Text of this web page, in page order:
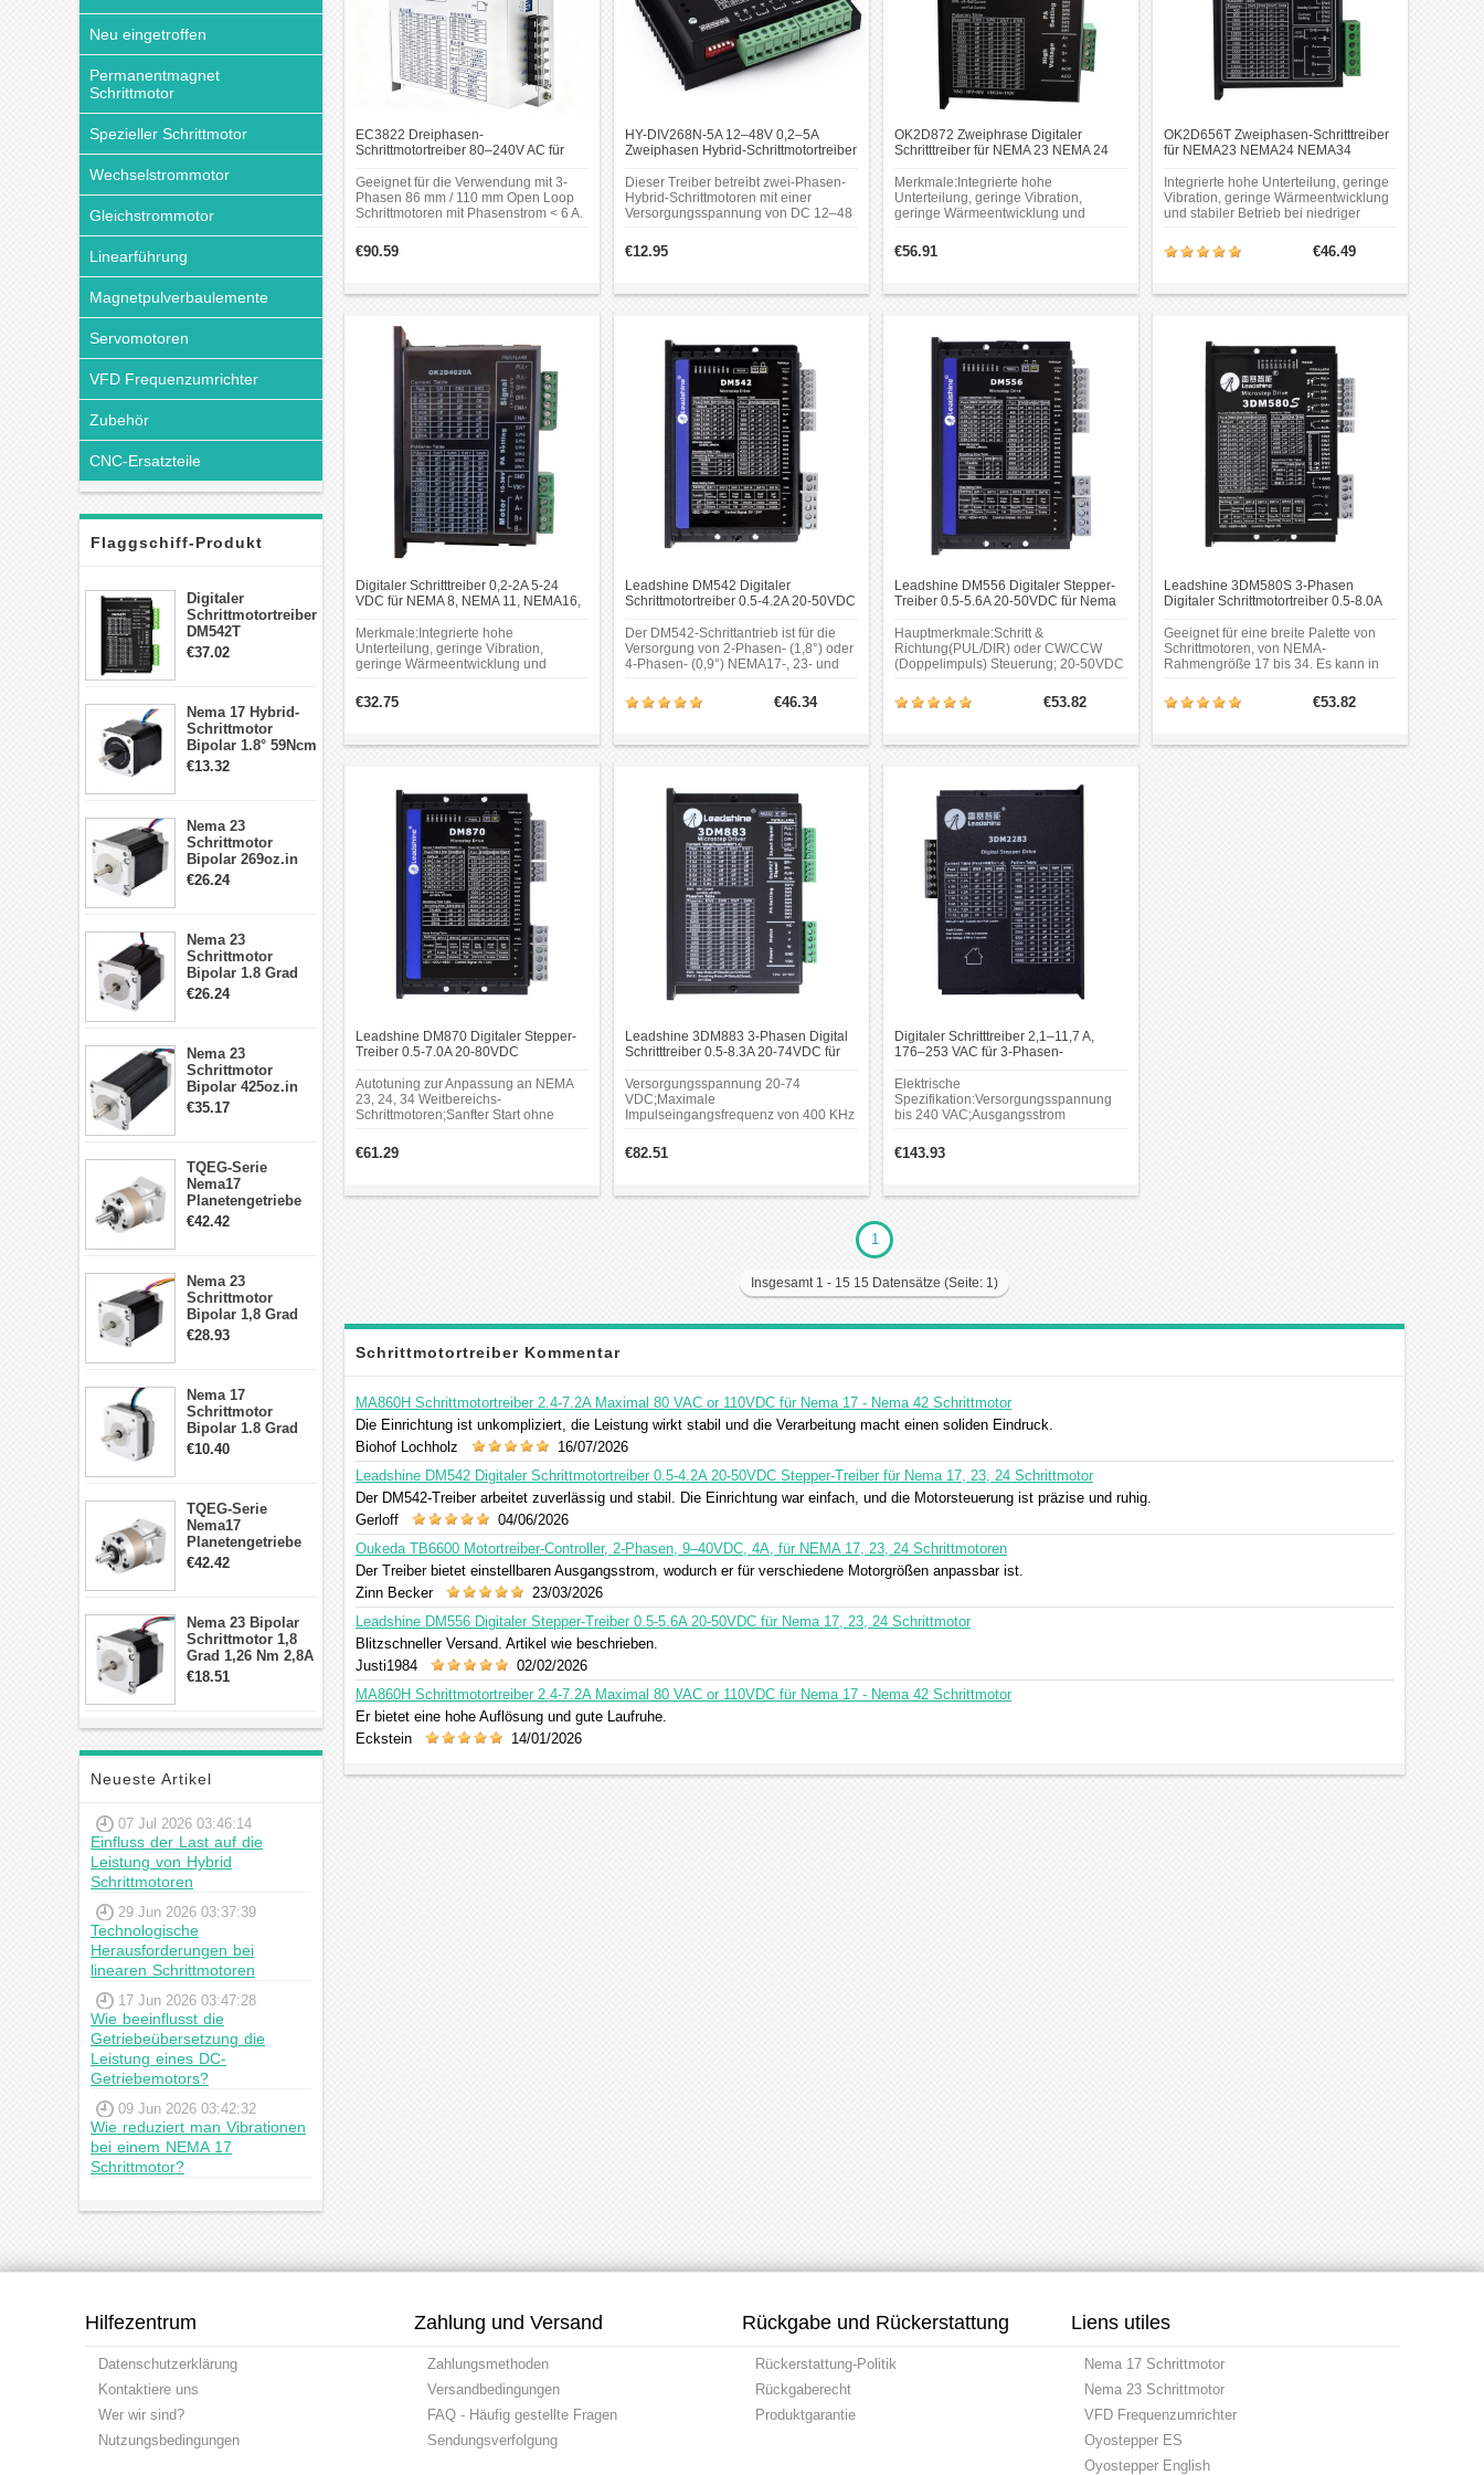
Neu eingetroffen
Permanentmagnet
Schrittmotor
Spezieller Schrittmotor
Wechselstrommotor
Gleichstrommotor
Linearführung
Magnetpulverbaulemente
Servomotoren
VFD Frequenzumrichter
Zubehör
CNC-Ersatzteile
Flaggschiff-Produkt
Digitaler
Schrittmotortreiber
DM542T
Schrittmotor
Schrittmotor
€37.02
Nema 17 Hybrid-
Schrittmotor
Bipolar 1.8° 59Ncm
2A 4 Drähte mit 1m
€13.32
Nema 23
Schrittmotor
Bipolar 269oz.in
2,8A 57x57x76mm
€26.24
Nema 23
Schrittmotor
Bipolar 1.8 Grad
1.9Nm 3A 3.36V 4
€26.24
Nema 23
Schrittmotor
Bipolar 425oz.in
4.2A 57x57x114mm
€35.17
TQEG-Serie
Nema17
Planetengetriebe
5:1 Spiel 15Arc-
€42.42
Nema 23
Schrittmotor
Bipolar 1,8 Grad
2,83Nm 4 A 2,26V
€28.93
Nema 17
Schrittmotor
Bipolar 1.8 Grad
8.7Ncm 1A 3.5V 4
€10.40
TQEG-Serie
Nema17
Planetengetriebe
10:1 Spiel 15Arc-
€42.42
Nema 23 Bipolar
Schrittmotor 1,8
Grad 1,26 Nm 2,8A
2,5V 4 Drähte
€18.51
Neueste Artikel
07 Jul 2026 03:46:14
Einfluss der Last auf die
Leistung von Hybrid
Schrittmotoren
29 Jun 2026 03:37:39
Technologische
Herausforderungen bei
linearen Schrittmotoren
17 Jun 2026 03:47:28
Wie beeinflusst die
Getriebeübersetzung die
Leistung eines DC-
Getriebemotors?
09 Jun 2026 03:42:32
Wie reduziert man Vibrationen
bei einem NEMA 17
Schrittmotor?
EC3822 Dreiphasen-
Schrittmotortreiber 80–240V AC für
Geeignet für die Verwendung mit 3-
Phasen 86 mm / 110 mm Open Loop
Schrittmotoren mit Phasenstrom < 6 A.
€90.59
HY-DIV268N-5A 12–48V 0,2–5A
Zweiphasen Hybrid-Schrittmotortreiber
Dieser Treiber betreibt zwei-Phasen-
Hybrid-Schrittmotoren mit einer
Versorgungsspannung von DC 12–48
kompatibel mit Motoren mit einem
Außendurchmesser von 35–86 mm.
€12.95
OK2D872 Zweiphrase Digitaler
Schritttreiber für NEMA 23 NEMA 24
Merkmale:Integrierte hohe
Unterteilung, geringe Vibration,
geringe Wärmeentwicklung und
Drehzahl.Integrierte hohe
Unterteilung, geringe Vibration,
stabiler Betrieb bei niedriger Drehzahl.
€56.91
OK2D656T Zweiphasen-Schritttreiber
für NEMA23 NEMA24 NEMA34
Integrierte hohe Unterteilung, geringe
Vibration, geringe Wärmeentwicklung
und stabiler Betrieb bei niedriger
und Verzögerungssteuerung zur
Verbesserung des sanften Start-Stopp-
Doppelimpuls-Steuermodi ausgewählt
kompatibel mit 5 V ~ 24 V.
€46.49
Digitaler Schritttreiber 0,2-2A 5-24
VDC für NEMA 8, NEMA 11, NEMA16,
Merkmale:Integrierte hohe
Unterteilung, geringe Vibration,
geringe Wärmeentwicklung und
Drehzahl;Drehmomentkompensation
bei mittlerer und hoher
und Verzögerungssteuerung zur
€32.75
Leadshine DM542 Digitaler
Schrittmotortreiber 0.5-4.2A 20-50VDC
Schrittmotor
Der DM542-Schrittantrieb ist für die
Versorgung von 2-Phasen- (1,8°) oder
4-Phasen- (0,9°) NEMA17-, 23- und
Es kann in vielen Branchen (CNC-
Maschinen, Elektronik, Medizin,
Anwendungen wie CNC-Fräsen,
Verkaufsautomaten usw. eingesetzt
€46.34
Leadshine DM556 Digitaler Stepper-
Treiber 0.5-5.6A 20-50VDC für Nema
Hauptmerkmale:Schritt &
Richtung(PUL/DIR) oder CW/CCW
(Doppelimpuls) Steuerung; 20-50VDC
KHz optional) maximale
Impulseingangsfrequenz; 16
25.600 über DIP-Schalter oder 200–
€53.82
Leadshine 3DM580S 3-Phasen
Digitaler Schrittmotortreiber 0.5-8.0A
Schrittmotor
Geeignet für eine breite Palette von
Schrittmotoren, von NEMA-
Rahmengröße 17 bis 34. Es kann in
verwendet werden, wie z. B.
Laserschneidern, Lasermarkierern,
€53.82
Leadshine DM870 Digitaler Stepper-
Treiber 0.5-7.0A 20-80VDC
Schrittmotor
Autotuning zur Anpassung an NEMA
23, 24, 34 Weitbereichs-
Schrittmotoren;Sanfter Start ohne
isolierte Eingänge mit 5V oder
24V;Fehler- und
Überstromschutz;CE-zertifiziert und
€61.29
Leadshine 3DM883 3-Phasen Digital
Schritttreiber 0.5-8.3A 20-74VDC für
Versorgungsspannung 20-74
VDC;Maximale
Impulseingangsfrequenz von 400 KHz
Mikroschrittauflösungen von 200-
25.600 über DIP-Schalter oder 200-
Schritte);8
€82.51
Digitaler Schritttreiber 2,1–11,7 A,
176–253 VAC für 3-Phasen-
Elektrische
Spezifikation:Versorgungsspannung
bis 240 VAC;Ausgangsstrom
Es kann auch über DIP-Schalter
eingestellt
zu 200 KHz, TTL-kompatibler und
€143.93
1
Insgesamt 1 - 15 15 Datensätze (Seite: 1)
Schrittmotortreiber Kommentar
MA860H Schrittmotortreiber 2.4-7.2A Maximal 80 VAC or 110VDC für Nema 17 - Nema 42 Schrittmotor
Die Einrichtung ist unkompliziert, die Leistung wirkt stabil und die Verarbeitung macht einen soliden Eindruck.
Biohof Lochholz
16/07/2026
Leadshine DM542 Digitaler Schrittmotortreiber 0.5-4.2A 20-50VDC Stepper-Treiber für Nema 17, 23, 24 Schrittmotor
Der DM542-Treiber arbeitet zuverlässig und stabil. Die Einrichtung war einfach, und die Motorsteuerung ist präzise und ruhig.
Gerloff
04/06/2026
Oukeda TB6600 Motortreiber-Controller, 2-Phasen, 9–40VDC, 4A, für NEMA 17, 23, 24 Schrittmotoren
Der Treiber bietet einstellbaren Ausgangsstrom, wodurch er für verschiedene Motorgrößen anpassbar ist.
Zinn Becker
23/03/2026
Leadshine DM556 Digitaler Stepper-Treiber 0.5-5.6A 20-50VDC für Nema 17, 23, 24 Schrittmotor
Blitzschneller Versand. Artikel wie beschrieben.
Justi1984
02/02/2026
MA860H Schrittmotortreiber 2.4-7.2A Maximal 80 VAC or 110VDC für Nema 17 - Nema 42 Schrittmotor
Er bietet eine hohe Auflösung und gute Laufruhe.
Eckstein
14/01/2026
Hilfezentrum
Datenschutzerklärung
Kontaktiere uns
Wer wir sind?
Nutzungsbedingungen
Zahlung und Versand
Zahlungsmethoden
Versandbedingungen
FAQ - Häufig gestellte Fragen
Sendungsverfolgung
Rückgabe und Rückerstattung
Rückerstattung-Politik
Rückgaberecht
Produktgarantie
Liens utiles
Nema 17 Schrittmotor
Nema 23 Schrittmotor
VFD Frequenzumrichter
Oyostepper ES
Oyostepper English